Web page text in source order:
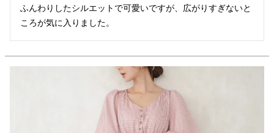
ふんわりしたシルエットで可愛いですが、広がりすぎないと